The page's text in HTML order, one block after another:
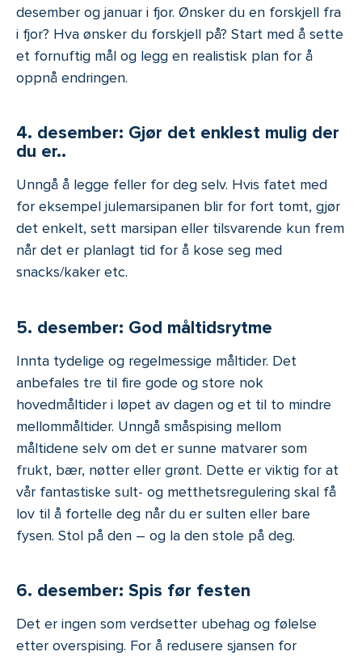
desember og januar i fjor. Ønsker du en forskjell fra
i fjor? Hva ønsker du forskjell på? Start med å sette
et fornuftig mål og legg en realistisk plan for å
oppnå endringen.
4. desember: Gjør det enklest mulig der
du er..
Unngå å legge feller for deg selv. Hvis fatet med
for eksempel julemarsipanen blir for fort tomt, gjør
det enkelt, sett marsipan eller tilsvarende kun frem
når det er planlagt tid for å kose seg med
snacks/kaker etc.
5. desember: God måltidsrytme
Innta tydelige og regelmessige måltider. Det
anbefales tre til fire gode og store nok
hovedmåltider i løpet av dagen og et til to mindre
mellommåltider. Unngå småspising mellom
måltidene selv om det er sunne matvarer som
frukt, bær, nøtter eller grønt. Dette er viktig for at
vår fantastiske sult- og metthetsregulering skal få
lov til å fortelle deg når du er sulten eller bare
fysen. Stol på den – og la den stole på deg.
6. desember: Spis før festen
Det er ingen som verdsetter ubehag og følelse
etter overspising. For å redusere sjansen for